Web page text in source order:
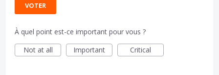
VOTER
À quel point est-ce important pour vous ?
Not at all
Important Critical